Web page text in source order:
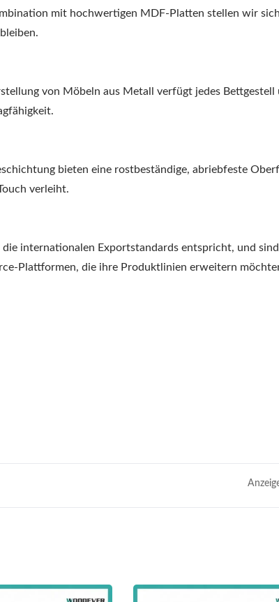
mit hochwertigen MDF-Platten stellen wir
von Möbeln aus Metall verfügt jedes Bettgestell
bieten eine rostbeständige, abriebfeste
verleiht.
internationalen Exportstandards entspricht, und
Plattformen, die ihre Produktlinien erweitern